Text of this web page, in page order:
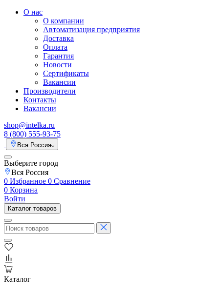
О нас
О компании
Автоматизация предприятия
Доставка
Оплата
Гарантия
Новости
Сертификаты
Вакансии
Производители
Контакты
Вакансии
shop@intelka.ru
8 (800) 555-93-75
Вся Россия
Выберите город
Вся Россия
0 Избранное 0 Сравнение
0 Корзина
Войти
Каталог товаров
Каталог